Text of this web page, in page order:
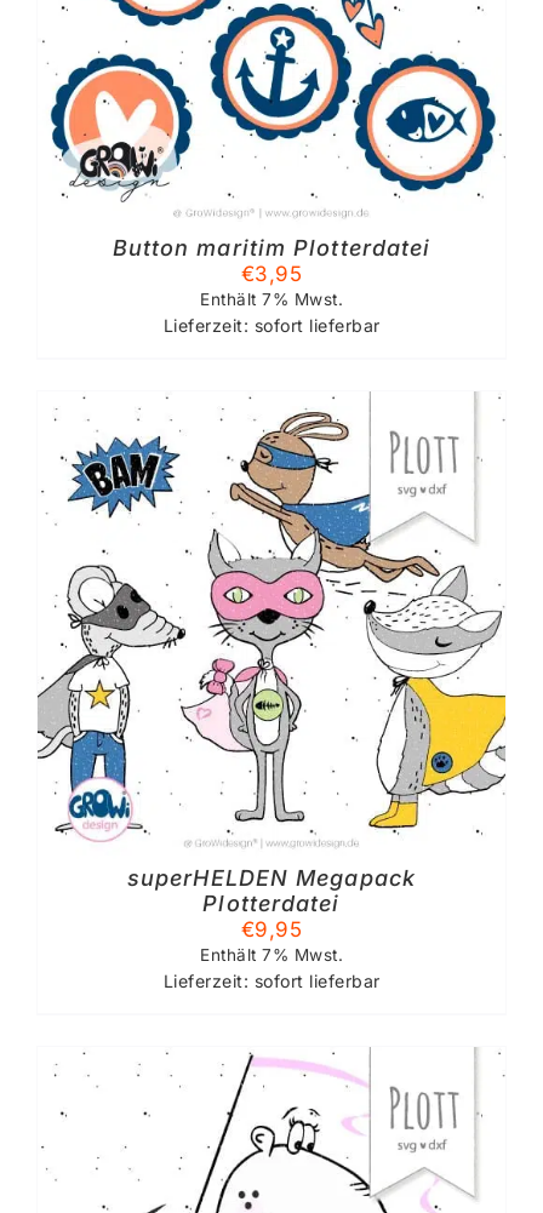
Button maritim Plotterdatei
€3,95
Enthält 7% Mwst.
Lieferzeit: sofort lieferbar
superHELDEN Megapack
Plotterdatei
€9,95
Enthält 7% Mwst.
Lieferzeit: sofort lieferbar